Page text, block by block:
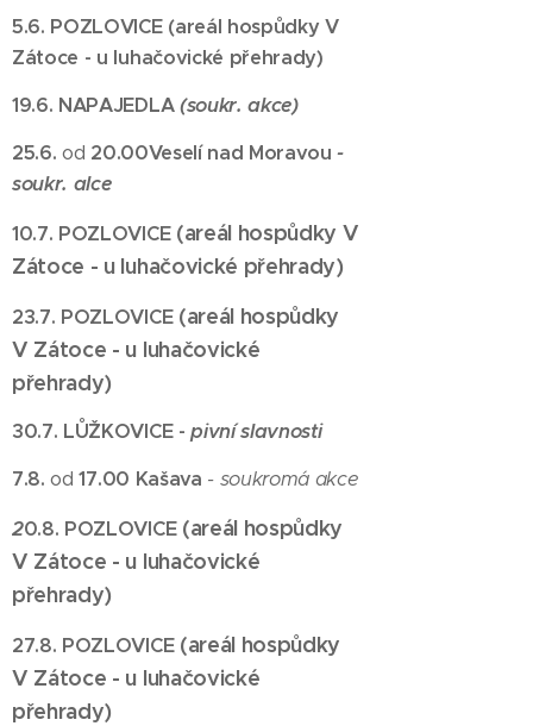
5.6. POZLOVICE (areál hospůdky V
Zátoce - u luhačovické přehrady)
19.6. NAPAJEDLA(soukr. akce)
25.6. od 20.00Veselí nad Moravou-
soukr. alce
10.7. POZLOVICE (areál hospůdky V
Zátoce - u luhačovické přehrady)
23.7. POZLOVICE (areál hospůdky
V Zátoce - u luhačovické
přehrady)
30.7. LŮŽKOVICE -pivní slavnosti
7.8. od17.00 Kašava - soukromá akce
20.8. POZLOVICE (areál hospůdky
V Zátoce - u luhačovické
přehrady)
27.8. POZLOVICE (areál hospůdky
V Zátoce - u luhačovické
přehrady)